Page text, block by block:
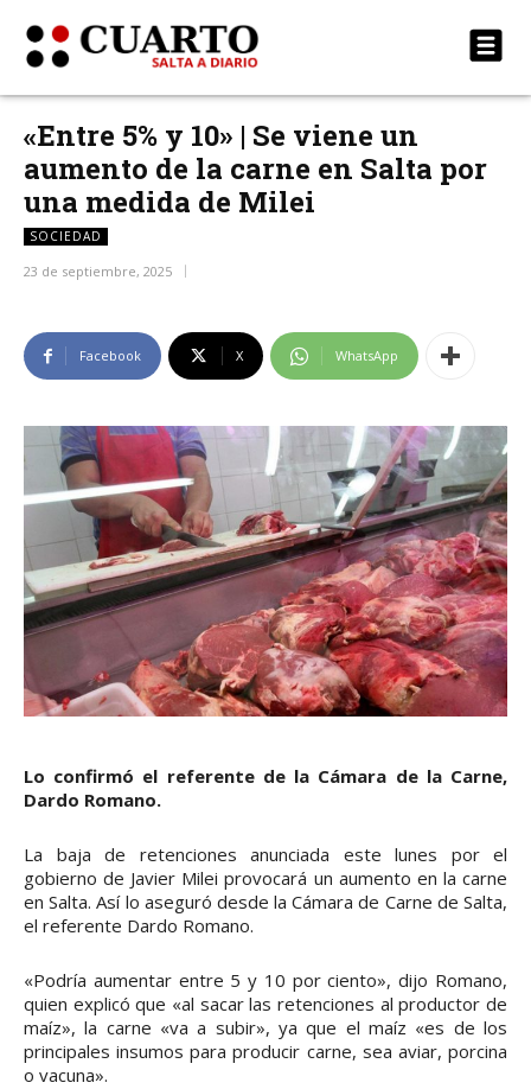
«Entre 5% y 10» | Se viene un
aumento de la carne en Salta por
una medida de Milei
SOCIEDAD
23 de septiembre, 2025
Facebook X WhatsApp
Lo confirmó el referente de la Cámara de la Carne,
Dardo Romano.
La baja de retenciones anunciada este lunes por el
gobierno de Javier Milei provocará un aumento en la carne
en Salta. Así lo aseguró desde la Cámara de Carne de Salta,
el referente Dardo Romano.
«Podría aumentar entre 5 y 10 por ciento», dijo Romano,
quien explicó que «al sacar las retenciones al productor de
maíz», la carne «va a subir», ya que el maíz «es de los
principales insumos para producir carne, sea aviar, porcina
o vacuna».